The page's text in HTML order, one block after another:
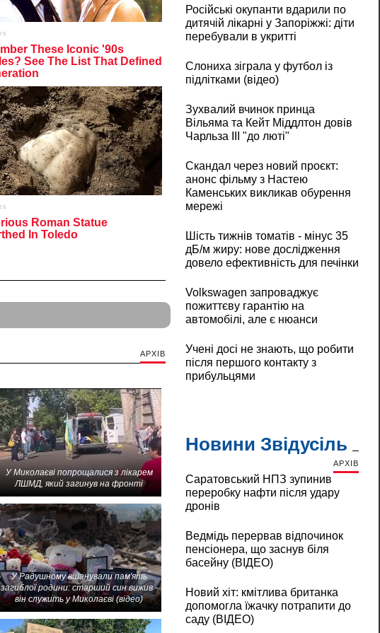
АРХІВ
У Миколаєві попрощалися з лікарем
ЛШМД, який загинув на фронті
У Радушному вшанували пам'ять
загиблої родини: старший син вижив -
він служить у Миколаєві (відео)
Російські окупанти вдарили по
дитячій лікарні у Запоріжжі: діти
перебували в укритті
Слониха зіграла у футбол із
підлітками (відео)
Зухвалий вчинок принца
Вільяма та Кейт Міддлтон довів
Чарльза III "до люті"
Скандал через новий проєкт:
анонс фільму з Настею
Каменських викликав обурення
мережі
Шість тижнів томатів - мінус 35
дБ/м жиру: нове дослідження
довело ефективність для печінки
Volkswagen запроваджує
пожиттєву гарантію на
автомобілі, але є нюанси
Учені досі не знають, що робити
після першого контакту з
прибульцями
Новини Звідусіль
АРХІВ
Саратовський НПЗ зупинив
переробку нафти після удару
дронів
Ведмідь перервав відпочинок
пенсіонера, що заснув біля
басейну (ВІДЕО)
Новий хіт: кмітлива британка
допомогла їжачку потрапити до
саду (ВІДЕО)